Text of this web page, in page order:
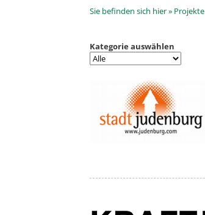
Sie befinden sich hier » Projekte
Kategorie auswählen